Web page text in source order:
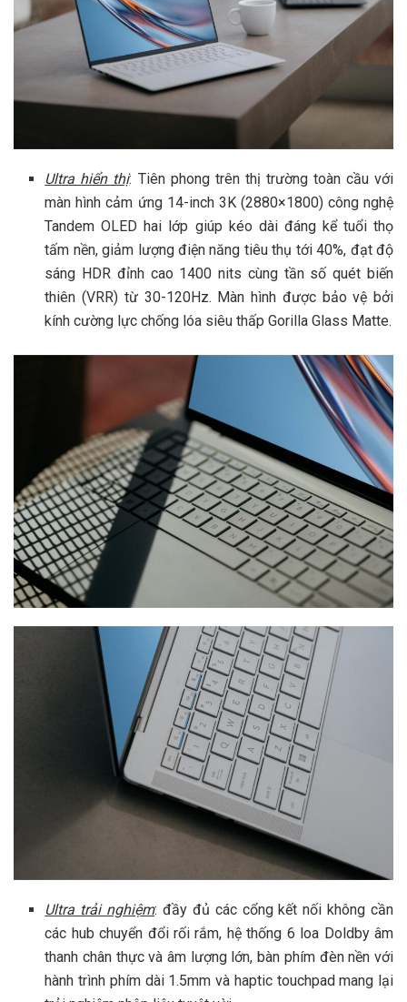
Ultra hiển thị: Tiên phong trên thị trường toàn cầu với
màn hình cảm ứng 14-inch 3K (2880×1800) công nghệ
Tandem OLED hai lớp giúp kéo dài đáng kể tuổi thọ
tấm nền, giảm lượng điện năng tiêu thụ tới 40%, đạt độ
sáng HDR đỉnh cao 1400 nits cùng tần số quét biến
thiên (VRR) từ 30-120Hz. Màn hình được bảo vệ bởi
kính cường lực chống lóa siêu thấp Gorilla Glass Matte.
Ultra trải nghiệm: đầy đủ các cổng kết nối không cần
các hub chuyển đổi rối rắm, hệ thống 6 loa Doldby âm
thanh chân thực và âm lượng lớn, bàn phím đèn nền với
hành trình phím dài 1.5mm và haptic touchpad mang lại